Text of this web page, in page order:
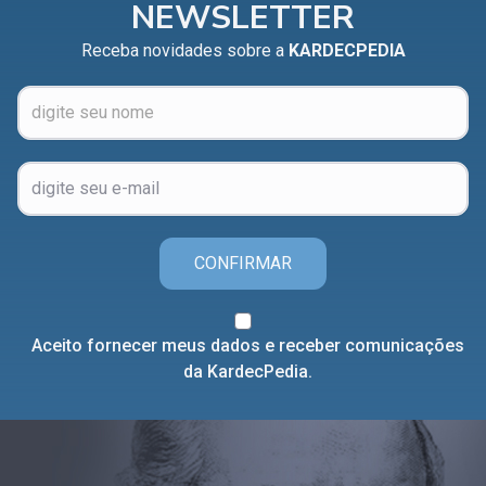
NEWSLETTER
Receba novidades sobre a KARDECPEDIA
CONFIRMAR
Aceito fornecer meus dados e receber comunicações
da KardecPedia.